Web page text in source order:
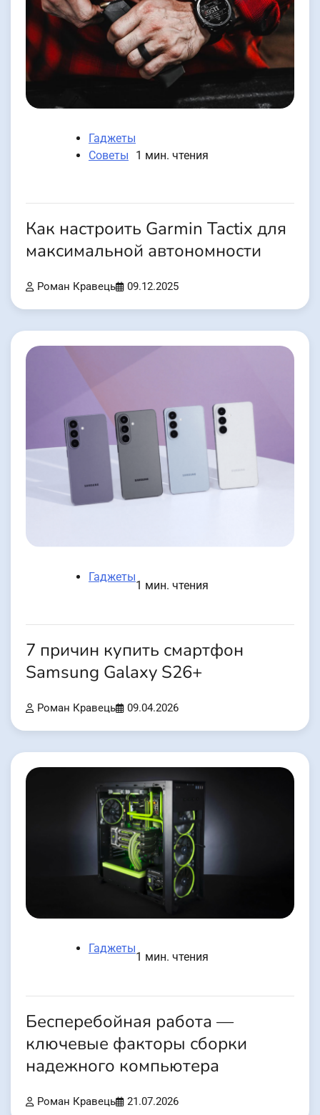
Гаджеты
Советы
1 мин. чтения
Как настроить Garmin Tactix для
максимальной автономности
Роман Кравець 09.12.2025
Гаджеты
1 мин. чтения
7 причин купить смартфон
Samsung Galaxy S26+
Роман Кравець 09.04.2026
Гаджеты
1 мин. чтения
Бесперебойная работа —
ключевые факторы сборки
надежного компьютера
Роман Кравець 21.07.2026